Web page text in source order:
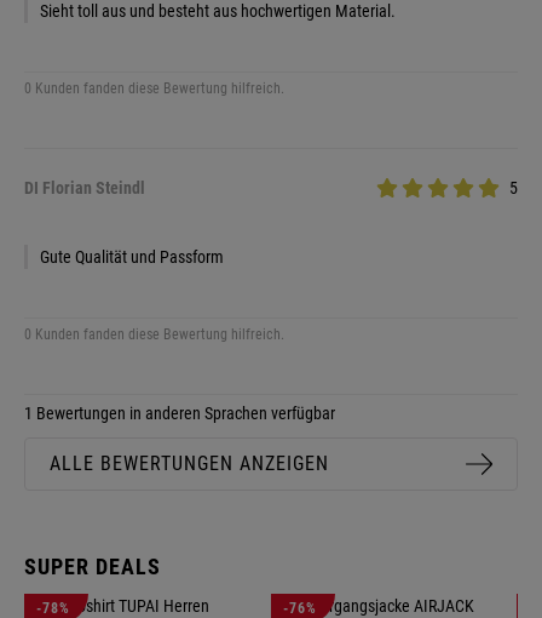
Sieht toll aus und besteht aus hochwertigen Material.
0 Kunden fanden diese Bewertung hilfreich.
DI Florian Steindl 5
Gute Qualität und Passform
0 Kunden fanden diese Bewertung hilfreich.
1 Bewertungen in anderen Sprachen verfügbar
ALLE BEWERTUNGEN ANZEIGEN
SUPER DEALS
-78% -76%